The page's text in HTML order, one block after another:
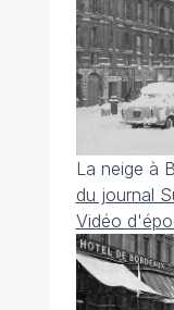
La neige à
du journal
Vidéo